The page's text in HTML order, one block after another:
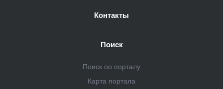
Контакты
Поиск
Поиск по порталу
Карта портала